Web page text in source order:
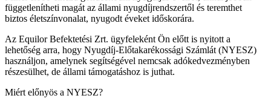
függetlenítheti magát az állami nyugdíjrendszertől és teremthet
biztos életszínvonalat, nyugodt éveket időskorára.
Az Equilor Befektetési Zrt. ügyfeleként Ön előtt is nyitott a
lehetőség arra, hogy Nyugdíj-Előtakarékossági Számlát (NYESZ)
használjon, amelynek segítségével nemcsak adókedvezményben
részesülhet, de állami támogatáshoz is juthat.
Miért előnyös a NYESZ?